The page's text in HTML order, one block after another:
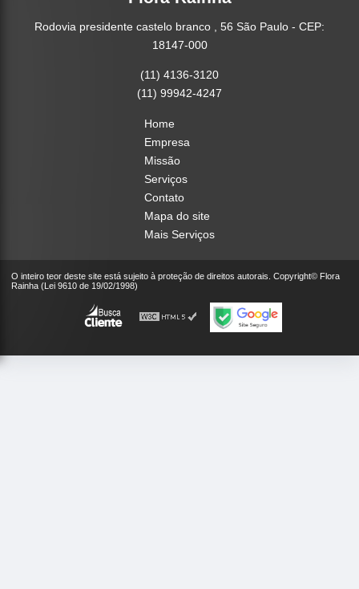
Rodovia presidente castelo branco , 56 São Paulo - CEP:
18147-000
(11) 4136-3120
(11) 99942-4247
Home
Empresa
Missão
Serviços
Contato
Mapa do site
Mais Serviços
O inteiro teor deste site está sujeito à proteção de direitos autorais. Copyright© Flora
Rainha (Lei 9610 de 19/02/1998)